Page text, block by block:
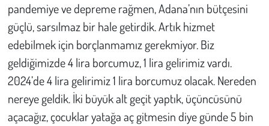
pandemiye ve depreme rağmen, Adana’nın bütçesini
güçlü, sarsılmaz bir hale getirdik. Artık hizmet
edebilmek için borçlanmamız gerekmiyor. Biz
geldiğimizde 4 lira borcumuz, 1 lira gelirimiz vardı.
2024’de 4 lira gelirimiz 1 lira borcumuz olacak. Nereden
nereye geldik. İki büyük alt geçit yaptık, üçüncüsünü
açacağız, çocuklar yatağa aç gitmesin diye günde 5 bin